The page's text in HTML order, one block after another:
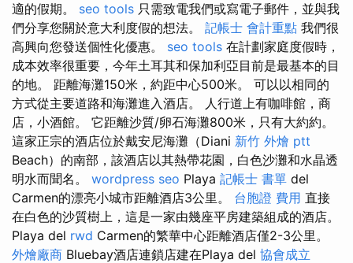
適的假期。 seo tools 只需致電我們或寫電子郵件，並與我
們分享您關於意大利度假的想法。 記帳士 會計重點 我們很
高興向您發送個性化優惠。 seo tools 在計劃家庭度假時，
成本效率很重要，今年土耳其和保加利亞目前是最基本的目
的地。 距離海灘150米，約距中心500米。 可以以相同的
方式從主要道路和海灘進入酒店。 人行道上有咖啡館，商
店，小酒館。 它距離沙質/卵石海灘800米，只有大約約。
這家正宗的酒店位於戴安尼海灘（Diani 新竹 外燴 ptt
Beach）的南部，該酒店以其熱帶花園，白色沙灘和水晶透
明水而聞名。 wordpress seo Playa 記帳士 書單 del
Carmen的漂亮小城市距離酒店3公里。 台胞證 費用 直接
在白色的沙質樹上，這是一家由幾座平房建築組成的酒店。
Playa del rwd Carmen的繁華中心距離酒店僅2-3公里。
外燴廠商 Bluebay酒店連鎖店建在Playa del 協會成立